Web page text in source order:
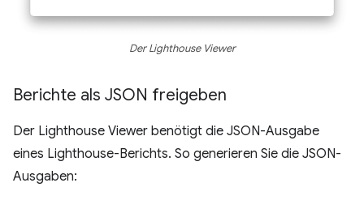
Der Lighthouse Viewer
Berichte als JSON freigeben
Der Lighthouse Viewer benötigt die JSON-Ausgabe
eines Lighthouse-Berichts. So generieren Sie die JSON-
Ausgaben: